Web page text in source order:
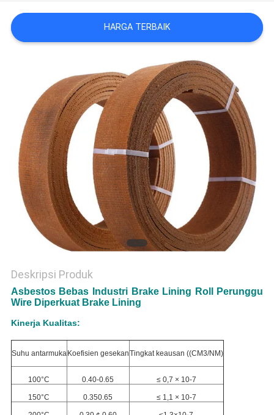
POLICY
HARGA TERBAIK
Deskripsi Produk
Asbestos Bebas Industri Brake Lining Roll Perunggu
Wire Diperkuat Brake Lining
Kinerja Kualitas:
Suhu antarmuka Koefisien gesekanTingkat keausan ((CM3/NM)
100°C 0.40-0.65 ≤ 0,7 × 10-7
150°C 0.350.65 ≤ 1,1 × 10-7